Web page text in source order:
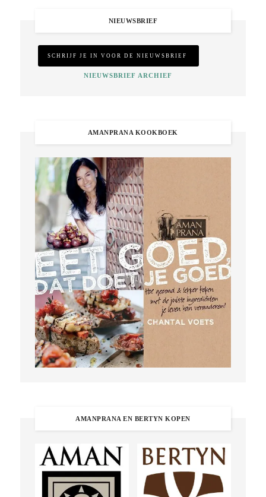
NIEUWSBRIEF
NIEUWSBRIEF ARCHIEF
AMANPRANA KOOKBOEK
AMANPRANA EN BERTYN KOPEN